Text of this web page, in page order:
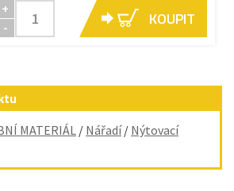
+
-
KOUPIT
MATERIÁL / Nářadí/ Nýtovací